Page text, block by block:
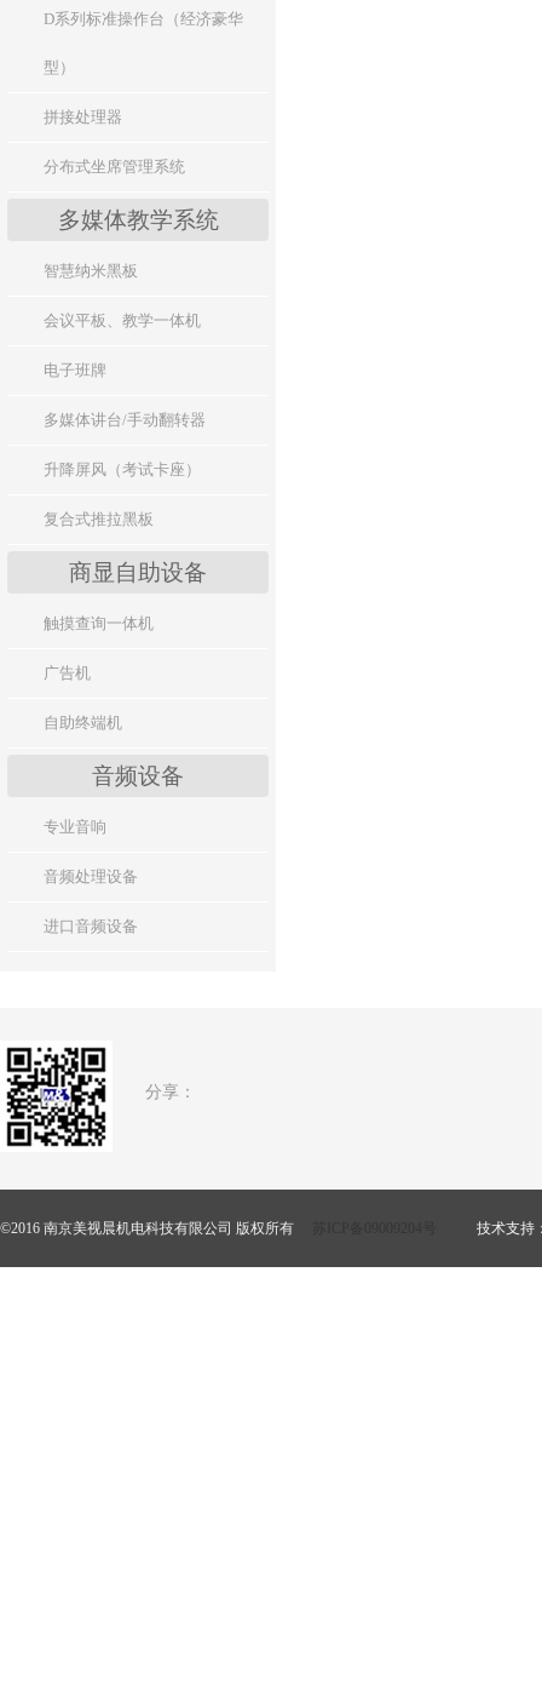
D系列标准操作台（经济豪华
型）
拼接处理器
分布式坐席管理系统
多媒体教学系统
智慧纳米黑板
会议平板、教学一体机
电子班牌
多媒体讲台/手动翻转器
升降屏风（考试卡座）
复合式推拉黑板
商显自助设备
触摸查询一体机
广告机
自助终端机
音频设备
专业音响
音频处理设备
进口音频设备
分享：
©2016 南京美视晨机电科技有限公司 版权所有 技术支持